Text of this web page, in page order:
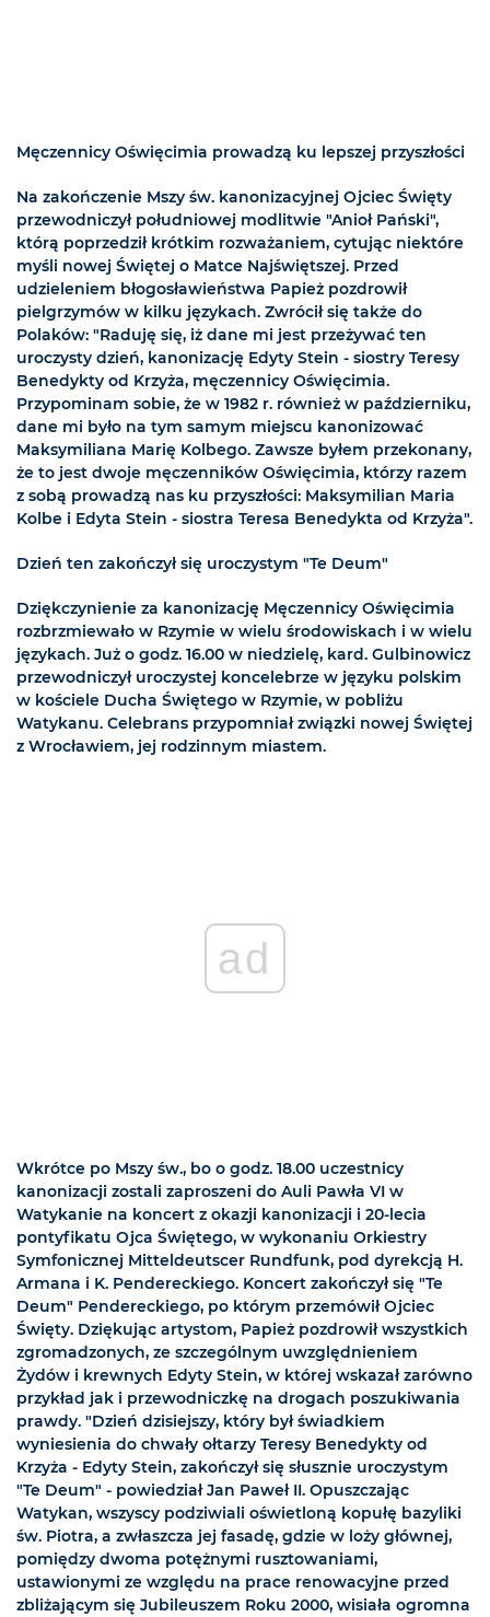
Męczennicy Oświęcimia prowadzą ku lepszej przyszłości
Na zakończenie Mszy św. kanonizacyjnej Ojciec Święty
przewodniczył południowej modlitwie "Anioł Pański",
którą poprzedził krótkim rozważaniem, cytując niektóre
myśli nowej Świętej o Matce Najświętszej. Przed
udzieleniem błogosławieństwa Papież pozdrowił
pielgrzymów w kilku językach. Zwrócił się także do
Polaków: "Raduję się, iż dane mi jest przeżywać ten
uroczysty dzień, kanonizację Edyty Stein - siostry Teresy
Benedykty od Krzyża, męczennicy Oświęcimia.
Przypominam sobie, że w 1982 r. również w październiku,
dane mi było na tym samym miejscu kanonizować
Maksymiliana Marię Kolbego. Zawsze byłem przekonany,
że to jest dwoje męczenników Oświęcimia, którzy razem
z sobą prowadzą nas ku przyszłości: Maksymilian Maria
Kolbe i Edyta Stein - siostra Teresa Benedykta od Krzyża".
Dzień ten zakończył się uroczystym "Te Deum"
Dziękczynienie za kanonizację Męczennicy Oświęcimia
rozbrzmiewało w Rzymie w wielu środowiskach i w wielu
językach. Już o godz. 16.00 w niedzielę, kard. Gulbinowicz
przewodniczył uroczystej koncelebrze w języku polskim
w kościele Ducha Świętego w Rzymie, w pobliżu
Watykanu. Celebrans przypomniał związki nowej Świętej
z Wrocławiem, jej rodzinnym miastem.
ad
Wkrótce po Mszy św., bo o godz. 18.00 uczestnicy
kanonizacji zostali zaproszeni do Auli Pawła VI w
Watykanie na koncert z okazji kanonizacji i 20-lecia
pontyfikatu Ojca Świętego, w wykonaniu Orkiestry
Symfonicznej Mitteldeutscer Rundfunk, pod dyrekcją H.
Armana i K. Pendereckiego. Koncert zakończył się "Te
Deum" Pendereckiego, po którym przemówił Ojciec
Święty. Dziękując artystom, Papież pozdrowił wszystkich
zgromadzonych, ze szczególnym uwzględnieniem
Żydów i krewnych Edyty Stein, w której wskazał zarówno
przykład jak i przewodniczkę na drogach poszukiwania
prawdy. "Dzień dzisiejszy, który był świadkiem
wyniesienia do chwały ołtarzy Teresy Benedykty od
Krzyża - Edyty Stein, zakończył się słusznie uroczystym
"Te Deum" - powiedział Jan Paweł II. Opuszczając
Watykan, wszyscy podziwiali oświetloną kopułę bazyliki
św. Piotra, a zwłaszcza jej fasadę, gdzie w loży głównej,
pomiędzy dwoma potężnymi rusztowaniami,
ustawionymi ze względu na prace renowacyjne przed
zbliżającym się Jubileuszem Roku 2000, wisiała ogromna